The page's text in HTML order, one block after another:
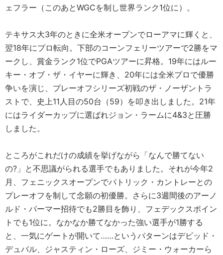
ェフラー（このあとWGCを制し世界ランク1位に）。
テキサス大3年のときに全米オープンでローアマに輝くと、
翌18年にプロ転向。下部のコーンフェリーツアーで2勝をマ
ークし、賞金ランク1位でPGAツアーに昇格。19年にはルー
キー・オブ・ザ・イヤーに輝き、20年には全米プロで優勝
争いを演じ、プレーオフシリーズ初戦のザ・ノーザントラ
ストで、史上11人目の50台（59）を叩き出しました。21年
にはライダーカップに選ばれジョン・ラームに4&3と圧勝
しました。
ところがこれだけの成績を挙げながら「なんで勝てない
の?」と不思議がられる選手でもありました。それが今年2
月、フェニックスオープンでパトリック・カントレーとの
プレーオフを制して念願の初優勝。さらに3週間後のアーノ
ルド・パーマー招待でも2勝目を飾り、フェデックスポイン
トでも1位に。なかなか勝てなかった強い選手が1勝する
と、一気にゲートが開いて……というパターンはデビッド・
デュバル、ジャスティン・ローズ、ジミー・ウォーカーら